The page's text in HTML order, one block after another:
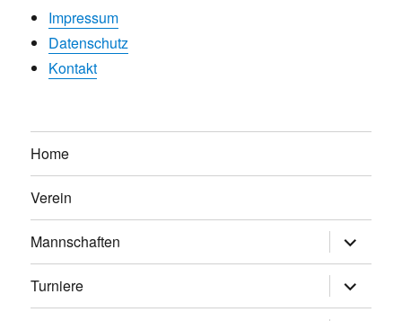
Impressum
Datenschutz
Kontakt
Home
Verein
Mannschaften
anzeigen
Turniere
anzeigen